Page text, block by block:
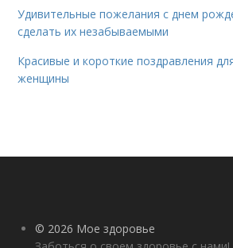
Удивительные пожелания с днем
сделать их незабываемыми
Красивые и короткие поздравления
женщины
© 2026 Мое здоровье